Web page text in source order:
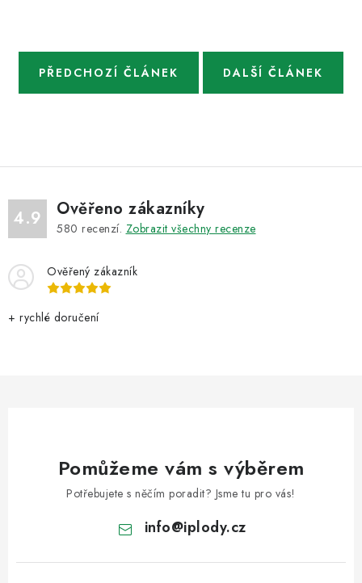
PŘEDCHOZÍ ČLÁNEK DALŠÍ ČLÁNEK
4.9 Ověřeno zákazníky
580 recenzí. Zobrazit všechny recenze
Ověřený zákazník
+ rychlé doručení
Pomůžeme vám s výběrem
Potřebujete s něčím poradit? Jsme tu pro vás!
info@iplody.cz